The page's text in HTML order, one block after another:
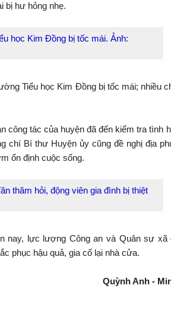
bị hư hỏng nhẹ.
học Kim Đồng bị tốc mái. Ảnh:
Tiểu học Kim Đồng bị tốc mái; nhiều
công tác của huyện đã đến kiểm tra tình
chí Bí thư Huyện ủy cũng đề nghị địa
ổn định cuộc sống.
thăm hỏi, động viên gia đình bị thiệt
nay, lực lượng Công an và Quân sự xã
phục hậu quả, gia cố lại nhà cửa.
Quỳnh Anh -